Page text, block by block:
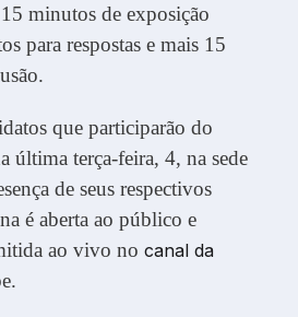
minutos de exposição
para respostas e mais 15
que participarão do
última terça-feira, 4, na sede
de seus respectivos
é aberta ao público e
ao vivo no canal da